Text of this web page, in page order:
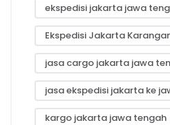
ekspedisi jakarta jawa
Ekspedisi Jakarta
jasa cargo jakarta jawa
jasa ekspedisi jakarta ke
kargo jakarta jawa tengah